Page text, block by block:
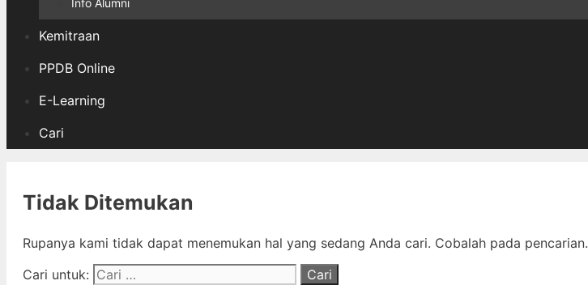
Info Alumni
Kemitraan
PPDB Online
E-Learning
Cari
Tidak Ditemukan
Rupanya kami tidak dapat menemukan hal yang sedang Anda cari. Cobalah pada pencarian.
Cari untuk: